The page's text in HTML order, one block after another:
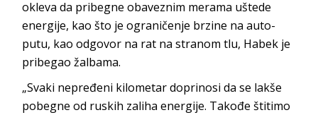
okleva da pribegne obaveznim merama uštede
energije, kao što je ograničenje brzine na auto-
putu, kao odgovor na rat na stranom tlu, Habek je
pribegao žalbama.
„Svaki nepređeni kilometar doprinosi da se lakše
pobegne od ruskih zaliha energije. Takođe štitimo